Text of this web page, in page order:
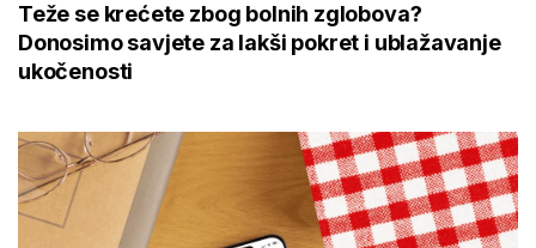
Teže se krećete zbog bolnih zglobova?
Donosimo savjete za lakši pokret i ublažavanje
ukočenosti